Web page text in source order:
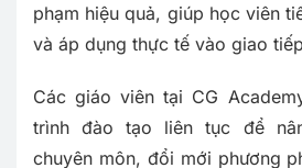
phạm hiệu quả, giúp học viên
và áp dụng thực tế vào giao
Các giáo viên tại CG
trình đào tạo liên tục để
chuyên môn, đổi mới phương